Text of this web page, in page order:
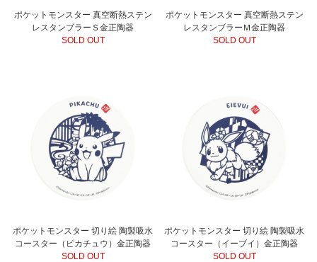
ポケットモンスター 真空断熱ステン
レスタンブラーＳ金正陶器
SOLD OUT
ポケットモンスター 真空断熱ステン
レスタンブラーＭ金正陶器
SOLD OUT
ポケットモンスター 切り絵 陶製吸水
コースター（ピカチュウ）金正陶器
SOLD OUT
ポケットモンスター 切り絵 陶製吸水
コースター（イーブイ）金正陶器
SOLD OUT